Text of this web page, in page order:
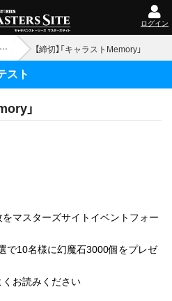
ログイン
イベント - コンテスト 【締切】「キャラストMemory」
スト
」
マスターズサイトイベントフォー
で10名様に幻魔石3000個をプレゼ
お読みください